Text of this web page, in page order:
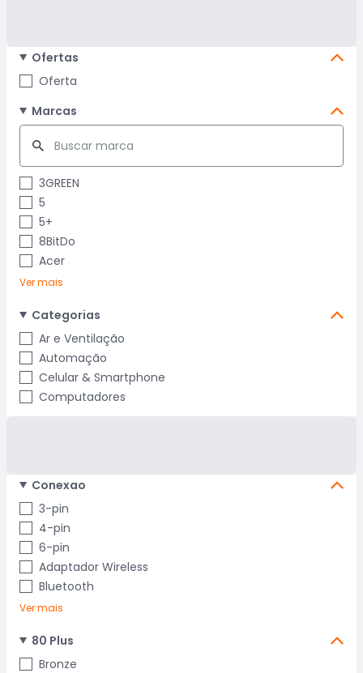
Ofertas
Oferta
Marcas
3GREEN
5
5+
8BitDo
Acer
Ver mais
Categorias
Ar e Ventilação
Automação
Celular & Smartphone
Computadores
Conexao
3-pin
4-pin
6-pin
Adaptador Wireless
Bluetooth
Ver mais
80 Plus
Bronze